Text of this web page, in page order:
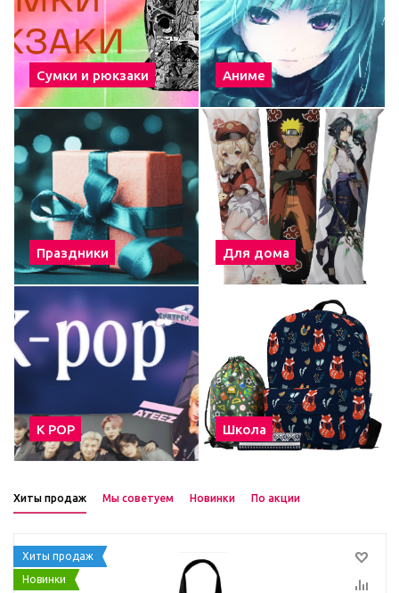
Сумки и рюкзаки Аниме
Праздники Для дома
К POP Школа
Хиты продаж Мы советуем Новинки По акции
Хиты продаж
Новинки